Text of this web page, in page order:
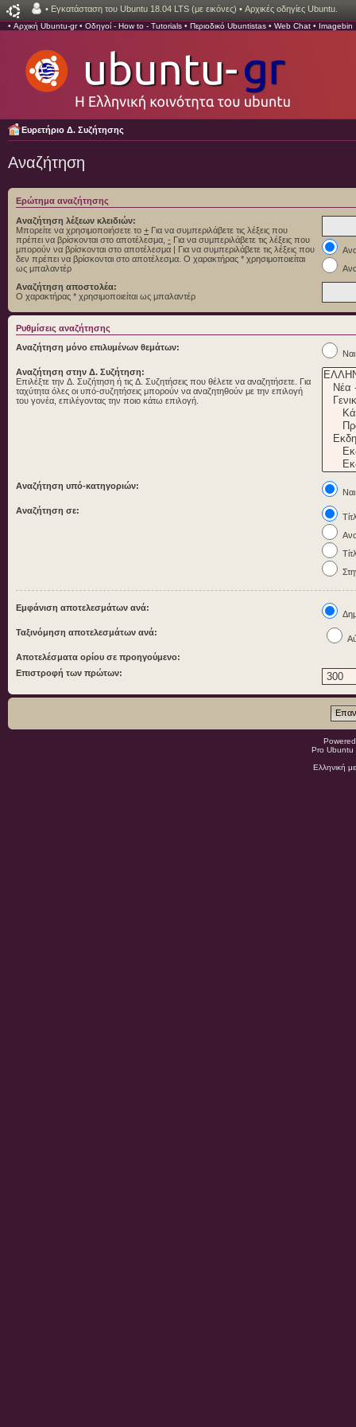
• Εγκατάσταση του Ubuntu 18.04 LTS (με εικόνες) • Αρχικές οδηγίες Ubuntu.
• Αρχική Ubuntu-gr• Οδηγοί - How to - Tutorials • Περιοδικό Ubuntistas • Web Chat • Imagebin
Ευρετήριο Δ. Συζήτησης
Αναζήτηση
Ερώτημα αναζήτησης
Αναζήτηση λέξεων κλειδιών:
Μπορείτε να χρησιμοποιήσετε το + Για να συμπεριλάβετε τις λέξεις που
πρέπει να βρίσκονται στο αποτέλεσμα, - Για να συμπεριλάβετε τις λέξεις που
μπορούν να βρίσκονται στο αποτέλεσμα | Για να συμπεριλάβετε τις λέξεις που
δεν πρέπει να βρίσκονται στο αποτέλεσμα. Ο χαρακτήρας * χρησιμοποιείται
ως μπαλαντέρ
Αναζήτηση αποστολέα:
Ο χαρακτήρας * χρησιμοποιείται ως μπαλαντέρ
Ρυθμίσεις αναζήτησης
Αναζήτηση μόνο επιλυμένων θεμάτων:
Ναι
Αναζήτηση στην Δ. Συζήτηση:
Επιλέξτε την Δ. Συζήτηση ή τις Δ. Συζητήσεις που θέλετε να αναζητήσετε. Για
ταχύτητα όλες οι υπό-συζητήσεις μπορούν να αναζητηθούν με την επιλογή
του γονέα, επιλέγοντας την ποιο κάτω επιλογή.
Αναζήτηση υπό-κατηγοριών:
Ναι
Αναζήτηση σε:
Εμφάνιση αποτελεσμάτων ανά:
Ταξινόμηση αποτελεσμάτων ανά:
Αποτελέσματα ορίου σε προηγούμενο:
Επιστροφή των πρώτων:
Pro
Ελληνική